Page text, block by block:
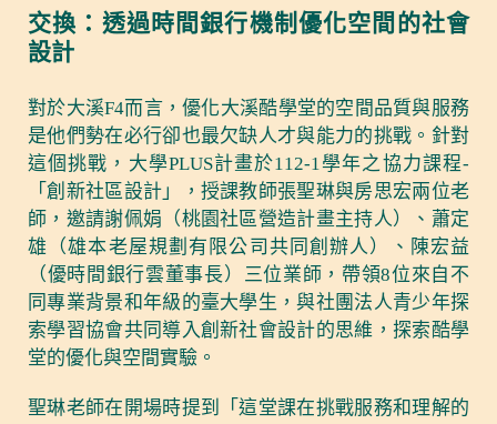
交換：透過時間銀行機制優化空間的社會
設計
對於大溪F4而言，優化大溪酷學堂的空間品質與服務
是他們勢在必行卻也最欠缺人才與能力的挑戰。針對
這個挑戰，大學PLUS計畫於112-1學年之協力課程-
「創新社區設計」，授課教師張聖琳與房思宏兩位老
師，邀請謝佩娟（桃園社區營造計畫主持人）、蕭定
雄（雄本老屋規劃有限公司共同創辦人）、陳宏益
（優時間銀行雲董事長）三位業師，帶領8位來自不
同專業背景和年級的臺大學生，與社團法人青少年探
索學習協會共同導入創新社會設計的思維，探索酷學
堂的優化與空間實驗。
聖琳老師在開場時提到「這堂課在挑戰服務和理解的